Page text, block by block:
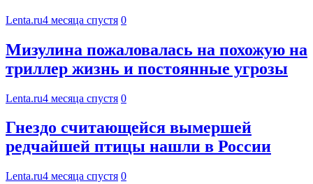
Lenta.ru4 месяца спустя 0
Мизулина пожаловалась на похожую на
триллер жизнь и постоянные угрозы
Lenta.ru4 месяца спустя 0
Гнездо считающейся вымершей
редчайшей птицы нашли в России
Lenta.ru4 месяца спустя 0